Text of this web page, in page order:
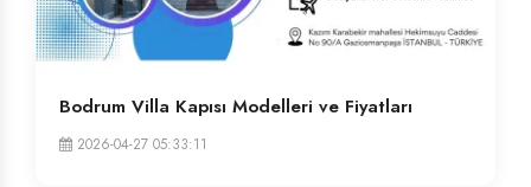
Bodrum Villa Kapısı Modelleri ve Fiyatları
2026-04-27 05:33:11